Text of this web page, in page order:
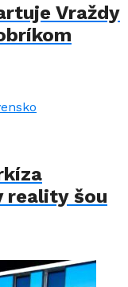
Vraždy
reality šou